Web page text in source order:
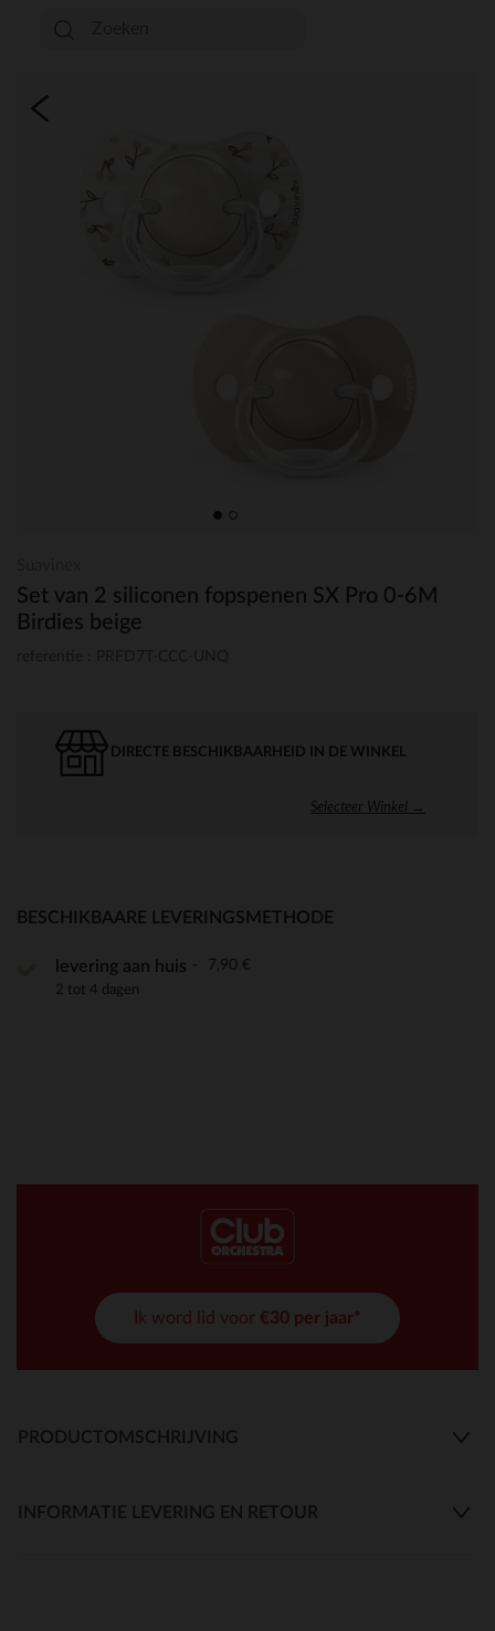
Set van 2 siliconen fopspenen SX Pro 0-6M
Birdies beige
DIRECTE BESCHIKBAARHEID IN DE WINKEL
Selecteer Winkel →
BESCHIKBAARE LEVERINGSMETHODE
levering aan huis 7,90 €
2 tot 4 dagen
Ik word lid voor €30 per jaar*
PRODUCTOMSCHRIJVING
INFORMATIE LEVERING EN RETOUR